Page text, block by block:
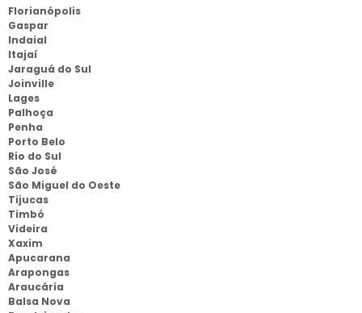
Florianópolis
Gaspar
Indaial
Itajaí
Jaraguá do Sul
Joinville
Lages
Palhoça
Penha
Porto Belo
Rio do Sul
São José
São Miguel do Oeste
Tijucas
Timbó
Videira
Xaxim
Apucarana
Arapongas
Araucária
Balsa Nova